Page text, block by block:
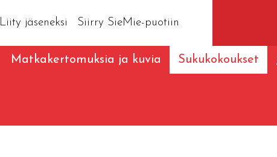
Liity jäseneksi Siirry SieMie-puotiin
Matkakertomuksia ja kuvia Sukukokoukset